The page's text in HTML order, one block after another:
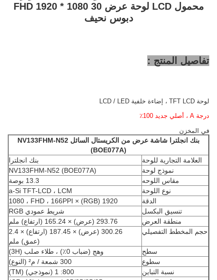
محمول LCD لوحة عرض FHD 1920 * 1080 30
دبوس نحيف
تفاصيل المنتج :
لوحة TFT LCD ، إضاءة خلفية LCD / LED
درجة A ، أصلي جديد 100٪
في المخزن
بنك انجلترا شاشة عرض من الكريستال السائل NV133FHM-N52
(BOE077A)
العلامة التجارية للوحة
بنك انجلترا
نموذج لوحة
NV133FHM-N52 (BOE077A)
مقاس اللوحه
13.3 بوصة
نوع اللوحة
a-Si TFT-LCD ، LCM
الدقة
1920 (RGB) × 1080 ، FHD ، 166PPI
تنسيق البكسل
شريط عمودي RGB
منطقة العرض
293.76 (عرض) × 165.24 (ارتفاع) ملم
حجم المخطط التفصيلي
300.26 (عرض) × 187.45 (ارتفاع) × 2.4
(عمق) ملم
سطح
وهج (ضباب 0٪) ، طلاء صلب (3H)
سطوع
300 شمعة / م² (النوع)
نسبة التباين
800: 1 (نموذجي) (TM)